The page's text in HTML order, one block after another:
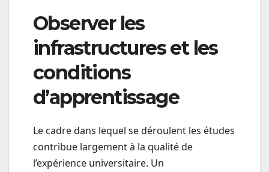
Observer les
infrastructures et les
conditions
d’apprentissage
Le cadre dans lequel se déroulent les études
contribue largement à la qualité de
l’expérience universitaire. Un